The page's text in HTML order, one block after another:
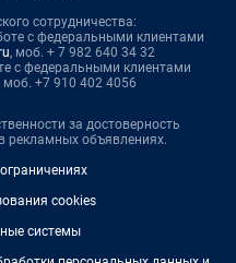
сотрудничества:
с федеральными клиентами
, моб. + 7 982 640 34 32
с федеральными клиентами
, моб. +7 910 402 4056
за достоверность
рекламных объявлениях.
cookies
системы